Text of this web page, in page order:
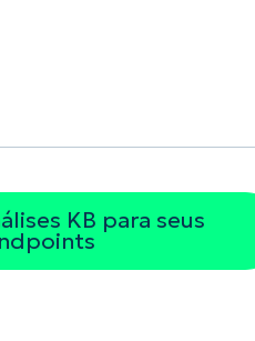
KB para seus